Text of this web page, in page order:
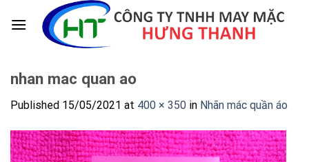
nhan mac quan ao
Published 15/05/2021 at 400 × 350 in Nhãn mác quần áo